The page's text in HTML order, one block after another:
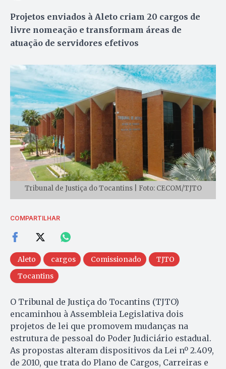
Projetos enviados à Aleto criam 20 cargos de
livre nomeação e transformam áreas de
atuação de servidores efetivos
Tribunal de Justiça do Tocantins | Foto: CECOM/TJTO
COMPARTILHAR
Aleto cargos Comissionado
TJTO
Tocantins
O Tribunal de Justiça do Tocantins (TJTO)
encaminhou à Assembleia Legislativa dois
projetos de lei que promovem mudanças na
estrutura de pessoal do Poder Judiciário estadual.
As propostas alteram dispositivos da Lei nº 2.409,
de 2010, que trata do Plano de Cargos, Carreiras e